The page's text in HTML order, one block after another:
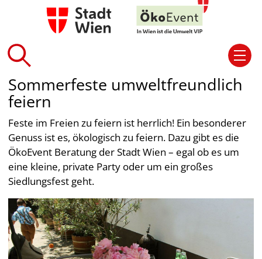
Sommerfeste umweltfreundlich
feiern
Feste im Freien zu feiern ist herrlich! Ein besonderer
Genuss ist es, ökologisch zu feiern. Dazu gibt es die
ÖkoEvent Beratung der Stadt Wien – egal ob es um
eine kleine, private Party oder um ein großes
Siedlungsfest geht.